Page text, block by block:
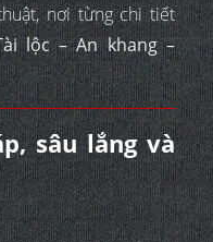
nơi từng chi tiết
lộc – An khang –
sâu lắng và